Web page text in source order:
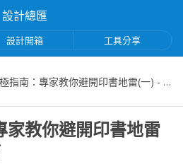
設計總匯
設計開箱 工具分享
印書終極指南：專家教你避開印書地雷(一) - 設計排版篇
家教你避開印書地雷